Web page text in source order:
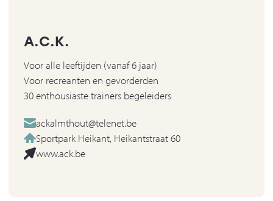
A.C.K.
Voor alle leeftijden (vanaf 6 jaar)
Voor recreanten en gevorderden
30 enthousiaste trainers begeleiders
ackalmthout@telenet.be
Sportpark Heikant, Heikantstraat 60
www.ack.be